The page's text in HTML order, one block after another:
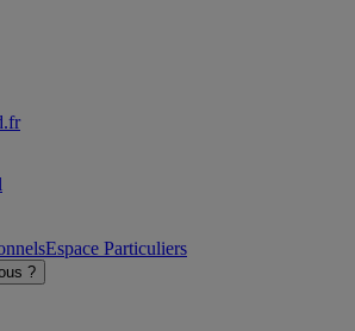
Espace Particuliers
?